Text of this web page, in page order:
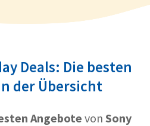
Deals: Die besten
der Übersicht
Angebotevon Sony